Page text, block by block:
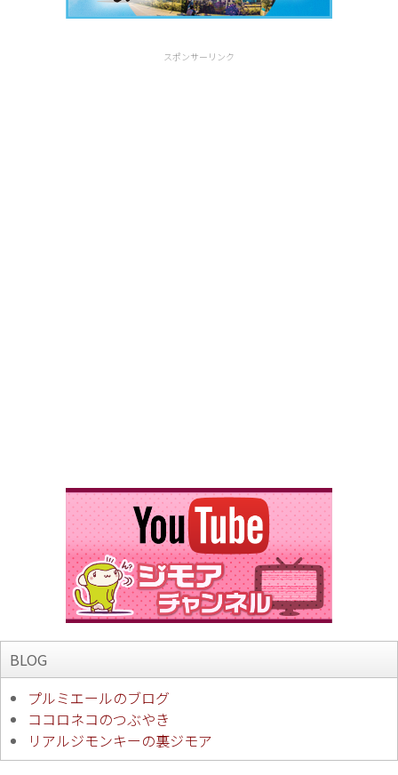
スポンサーリンク
BLOG
プルミエールのブログ
ココロネコのつぶやき
リアルジモンキーの裏ジモア